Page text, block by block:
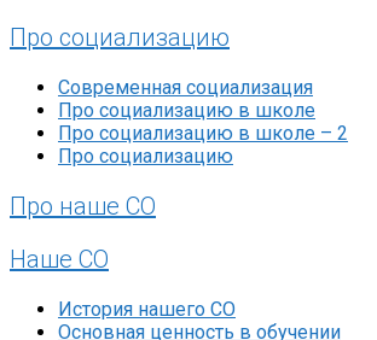
Про социализацию
Современная социализация
Про социализацию в школе
Про социализацию в школе – 2
Про социализацию
Про наше СО
Наше СО
История нашего СО
Основная ценность в обучении